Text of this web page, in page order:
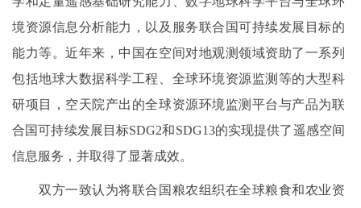
境资源信息分析能力，以及服务联合国可持续发展目标的
能力等。近年来，中国在空间对地观测领域资助了一系列
包括地球大数据科学工程、全球环境资源监测等的大型科
研项目，空天院产出的全球资源环境监测平台与产品为联
合国可持续发展目标SDG2和SDG13的实现提供了遥感空间
信息服务，并取得了显著成效。
双方一致认为将联合国粮农组织在全球粮食和农业资